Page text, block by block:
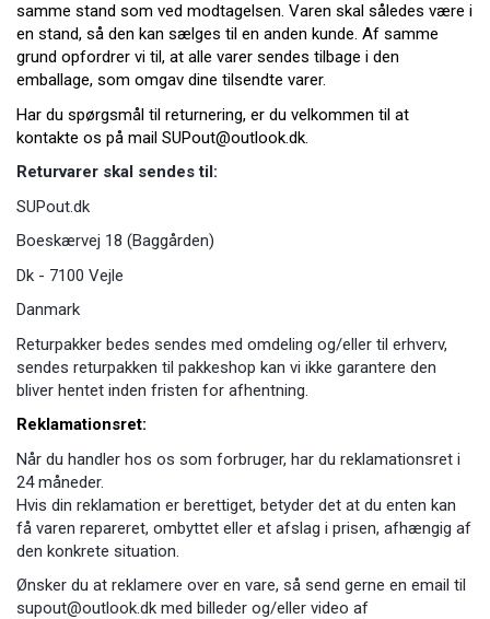
samme stand som ved modtagelsen. Varen skal således være i
en stand, så den kan sælges til en anden kunde. Af samme
grund opfordrer vi til, at alle varer sendes tilbage i den
emballage, som omgav dine tilsendte varer.
Har du spørgsmål til returnering, er du velkommen til at
kontakte os på mail SUPout@outlook.dk.
Returvarer skal sendes til:
SUPout.dk
Boeskærvej 18 (Baggården)
Dk - 7100 Vejle
Danmark
Returpakker bedes sendes med omdeling og/eller til erhverv,
sendes returpakken til pakkeshop kan vi ikke garantere den
bliver hentet inden fristen for afhentning.
Reklamationsret:
Når du handler hos os som forbruger, har du reklamationsret i
24 måneder.
Hvis din reklamation er berettiget, betyder det at du enten kan
få varen repareret, ombyttet eller et afslag i prisen, afhængig af
den konkrete situation.
Ønsker du at reklamere over en vare, så send gerne en email til
supout@outlook.dk med billeder og/eller video af